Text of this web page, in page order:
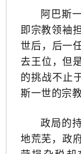
阿巴斯
即宗教领袖
世后，后一
去王位，但
的挑战不止
斯一世的宗教
政局的
地荒芜，政